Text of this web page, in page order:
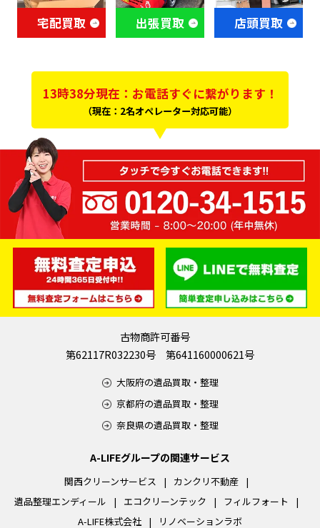
宅配買取 出張買取 店頭買取
13時38分現在：お電話すぐに繋がります！
（現在：2名オペレーター対応可能）
古物商許可番号
第62117R032230号 第641160000621号
大阪府の遺品買取・整理
京都府の遺品買取・整理
奈良県の遺品買取・整理
A-LIFEグループの関連サービス
関西クリーンサービス
カンクリ不動産
遺品整理エンディール
エコクリーンテック
フィルフォート
A-LIFE株式会社
リノベーションラボ